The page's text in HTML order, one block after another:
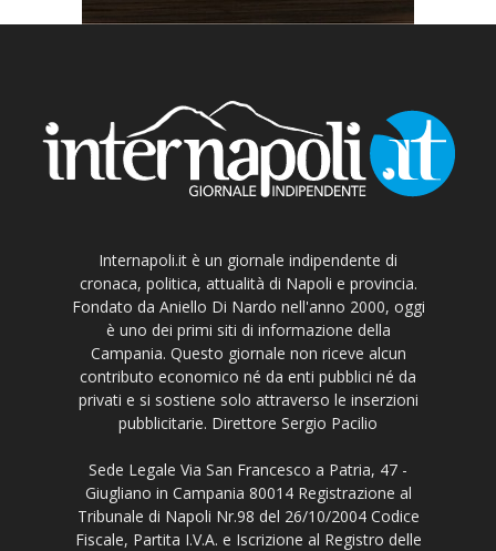
Internapoli.it è un giornale indipendente di
cronaca, politica, attualità di Napoli e provincia.
Fondato da Aniello Di Nardo nell'anno 2000, oggi
è uno dei primi siti di informazione della
Campania. Questo giornale non riceve alcun
contributo economico né da enti pubblici né da
privati e si sostiene solo attraverso le inserzioni
pubblicitarie. Direttore Sergio Pacilio
Sede Legale Via San Francesco a Patria, 47 -
Giugliano in Campania 80014 Registrazione al
Tribunale di Napoli Nr.98 del 26/10/2004 Codice
Fiscale, Partita I.V.A. e Iscrizione al Registro delle